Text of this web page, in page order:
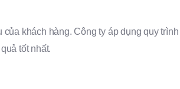
khách hàng. Công ty áp dụng quy trình
tốt nhất.